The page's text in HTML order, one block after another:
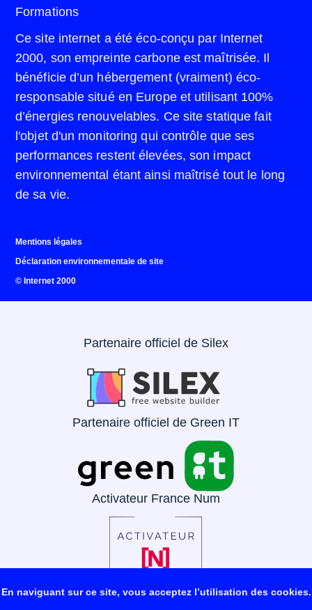
Formations
Ce site internet a été éco-conçu par Internet
2000, son empreinte carbone est maîtrisée. Il
bénéficie d’un hébergement (vraiment) éco-
responsable situé en Europe et utilisant 100%
d’énergies renouvelables. Ce site statique fait
l'objet d'un monitoring qui contrôle que ses
performances restent élevées, son impact
environnemental étant ainsi maîtrisé tout le long
de sa vie.
Mentions légales
Déclaration environnementale de site
© Internet 2000
Partenaire officiel de Silex
Partenaire officiel de Green IT
Activateur France Num
En naviguant sur ce site, vous acceptez l’utilisation des cookies.